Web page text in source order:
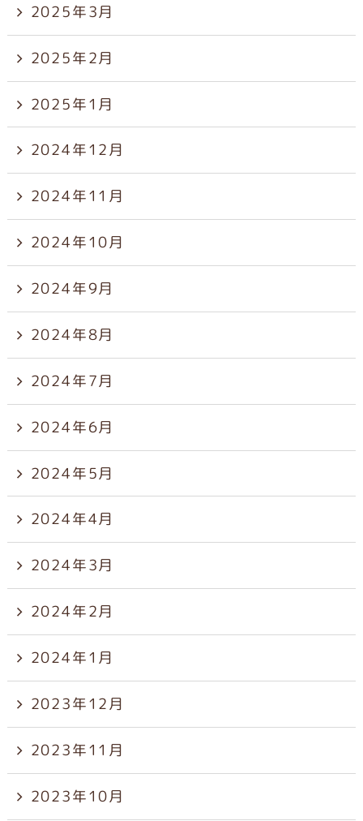
2025年3月
2025年2月
2025年1月
2024年12月
2024年11月
2024年10月
2024年9月
2024年8月
2024年7月
2024年6月
2024年5月
2024年4月
2024年3月
2024年2月
2024年1月
2023年12月
2023年11月
2023年10月